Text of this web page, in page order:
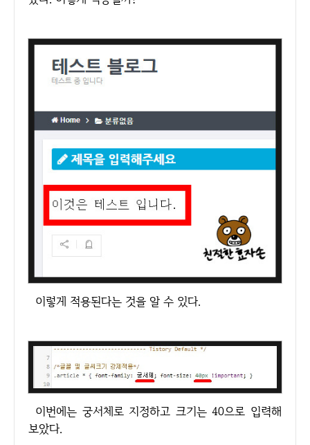
이렇게 적용된다는 것을 알 수 있다.
이번에는 궁서체로 지정하고 크기는 40으로 입력해
보았다.